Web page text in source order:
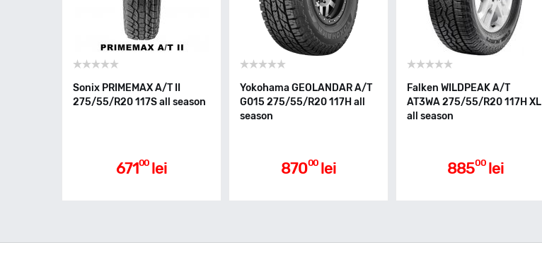
Sonix PRIMEMAX A/T II
275/55/R20 117S all season
67100 lei
Yokohama GEOLANDAR A/T
G015 275/55/R20 117H all
season
87000 lei
Falken WILDPEAK A/T
AT3WA 275/55/R20 117H XL
all season
88500 lei